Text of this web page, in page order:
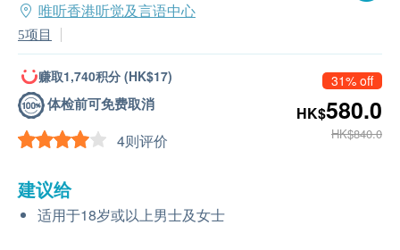
唯听香港听觉及言语中心
5项目
赚取1,740积分 (HK$17)
体检前可免费取消
4则评价
31% off
HK$580.0
HK$840.0
建议给
适用于18岁或以上男士及女士